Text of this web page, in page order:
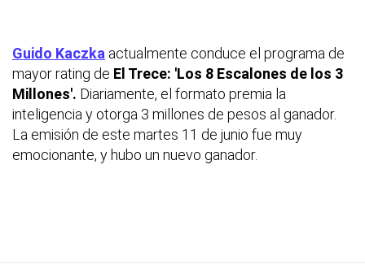
Guido Kaczka actualmente conduce el programa de
mayor rating de El Trece: 'Los 8 Escalones de los 3
Millones'. Diariamente, el formato premia la
inteligencia y otorga 3 millones de pesos al ganador.
La emisión de este martes 11 de junio fue muy
emocionante, y hubo un nuevo ganador.